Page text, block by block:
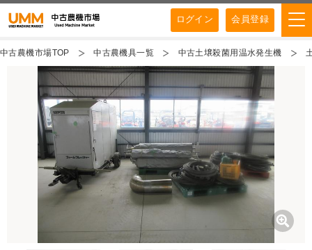
ログイン 会員登録
中古農機市場TOP 中古農機具一覧 中古土壌殺菌用温水発生機